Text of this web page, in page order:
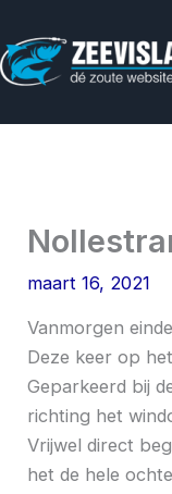
naar
de
maart 16, 2021
Vanmorgen
Deze keer op
Geparkeerd bij
richting het
Vrijwel direct
het de hele